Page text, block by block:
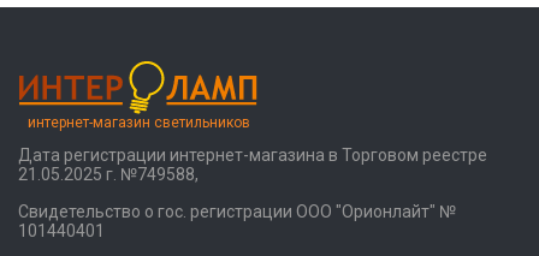
интернет-магазин светильников
Дата регистрации интернет-магазина в Торговом реестре
21.05.2025 г. №749588,
Свидетельство о гос. регистрации ООО "Орионлайт" №
101440401